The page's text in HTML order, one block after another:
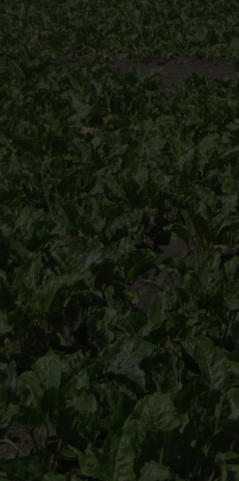
Huis huren
Weet waar je op moet letten
Huis verhuren
Vind een betrouwbare huurder
Gratis waardebepaling
Wat is jouw woning waard?
Taxatie huis
Reële waardering van
Gratis zoekopdracht
Blijf op de hoogte van ons
Verkocht
Recente transacties